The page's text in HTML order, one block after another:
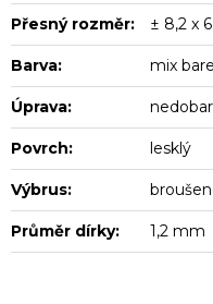
Přesný rozměr: ± 8,2 x
Barva: mix
Úprava:
Povrch: lesklý
Výbrus:
Průměr dírky: 1,2 mm